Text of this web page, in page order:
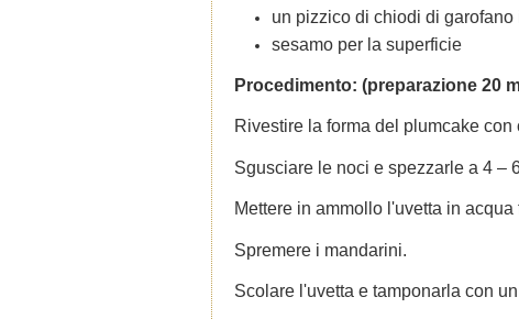
un pizzico di chiodi di garofano
sesamo per la superficie
Procedimento: (preparazione 20
Rivestire la forma del plumcake con
Sgusciare le noci e spezzarle a 4 –
Mettere in ammollo l'uvetta in
Spremere i mandarini.
Scolare l'uvetta e tamponarla con